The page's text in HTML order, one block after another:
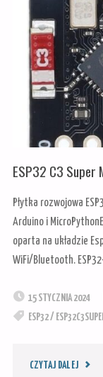
W
ESP32 C3 Super
Płytka rozwojowa
Arduino i
oparta na układzie
WiFi/Bluetooth.
15 STYCZNIA 2024
ESP32/
CZYTAJ DALEJ"ESP32